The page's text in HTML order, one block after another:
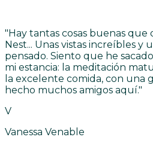
"Hay tantas cosas buenas que
Nest... Unas vistas increíbles y
pensado. Siento que he
mi estancia: la meditación
la excelente comida, con una
hecho muchos amigos aquí."
V
Vanessa Venable